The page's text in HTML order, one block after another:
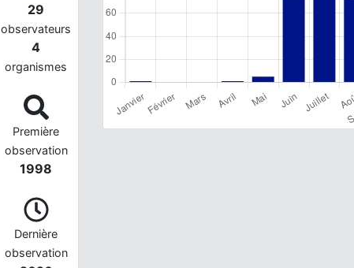
29
observateurs
4
organismes
Première
observation
1998
Dernière
observation